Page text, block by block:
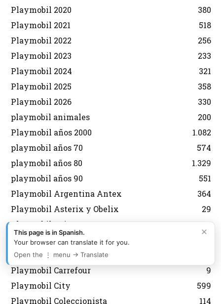
Playmobil 2020
380
Playmobil 2021
518
Playmobil 2022
256
Playmobil 2023
233
Playmobil 2024
321
Playmobil 2025
358
Playmobil 2026
330
playmobil animales
200
Playmobil años 2000
1.082
playmobil años 70
574
playmobil años 80
1.329
playmobil años 90
551
Playmobil Argentina Antex
364
Playmobil Asterix y Obelix
29
Playmobil aviones
134
Playmobil Belen
Playmobil Brasil Trol
Playmobil Carrefour
9
Playmobil City
599
Playmobil Coleccionista
114
×
This page is in Spanish.
Your browser can translate it for you.
Open the ⋮ menu → Translate